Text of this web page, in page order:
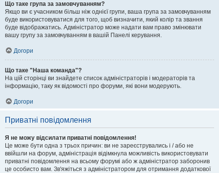
Що таке група за замовчуванням?
Якщо ви є учасником більш ніж однієї групи, ваша група за замовчуванням
буде використовуватися для того, щоб визначити, який колір та звання
буде відображатись. Адміністратор може надати вам право змінювати
вашу групу за замовчуванням в вашій Панелі керування.
Догори
Що таке "Наша команда"?
На цій сторінці ви знайдете список адміністраторів і модераторів та
інформацію, таку як відомості про форуми, які вони модерують.
Догори
Приватні повідомлення
Я не можу відсилати приватні повідомлення!
Це може бути одна з трьох причин: ви не зареєструвались і / або не
ввійшли на форум, адміністрація відімкнула можливість використовувати
приватні повідомлення на всьому форумі або ж адміністратор заборонив
це особисто вам. Зв'яжіться з адміністратором для отримання додаткової